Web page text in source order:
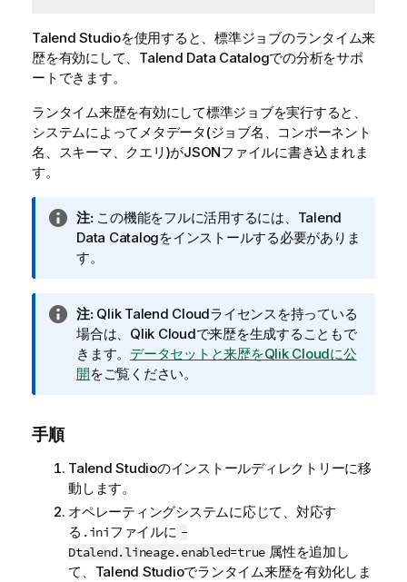
Talend Studioを使用すると、標準ジョブのランタイム来
歴を有効にして、 Talend Data Catalogでの分析をサポ
ートできます。
ランタイム来歴を有効にして標準ジョブを実行すると、
システムによってメタデータ(ジョブ名、コンポーネント
名、スキーマ、クエリ)がJSONファイルに書き込まれま
す。
情
報
メ
注:この機能をフルに活用するには、 Talend
Data Catalogをインストールする必要がありま
す。
情
報
メ
モ
注:Qlik Talend Cloudライセンスを持っている
場合は、Qlik Cloudで来歴を生成することもで
きます。 データセットと来歴をQlik Cloudに公
開をご覧ください。
手順
Talend Studioのインストールディレクトリーに移
動します。
オペレーティングシステムに応じて、対応す
る .iniファイルに -
Dtalend.lineage.enabled=true 属性を追加し
て、 Talend Studioでランタイム来歴を有効化しま